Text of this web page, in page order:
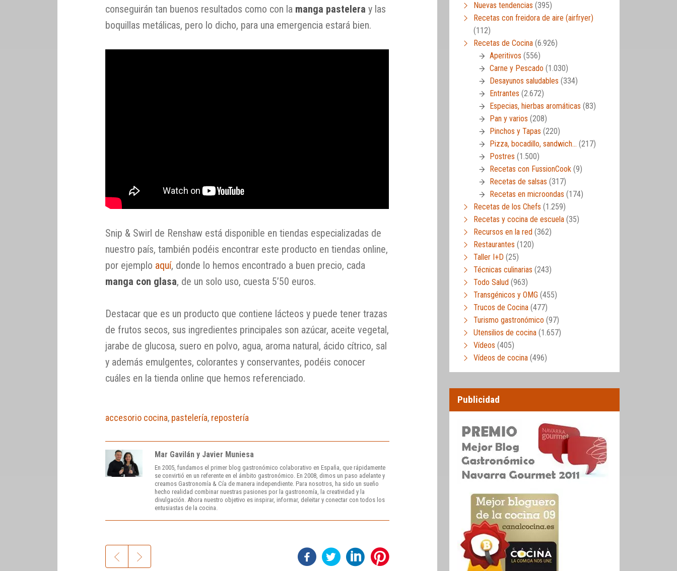
conseguirán tan buenos resultados como con la manga pastelera y las
boquillas metálicas, pero lo dicho, para una emergencia estará bien.
Snip & Swirl de Renshaw está disponible en tiendas especializadas de
nuestro país, también podéis encontrar este producto en tiendas online,
por ejemplo aquí, donde lo hemos encontrado a buen precio, cada
manga con glasa, de un solo uso, cuesta 5’50 euros.
Destacar que es un producto que contiene lácteos y puede tener trazas
de frutos secos, sus ingredientes principales son azúcar, aceite vegetal,
jarabe de glucosa, suero en polvo, agua, aroma natural, ácido cítrico, sal
y además emulgentes, colorantes y conservantes, podéis conocer
cuáles en la tienda online que hemos referenciado.
accesorio cocina, pastelería, repostería
Mar Gavilán y Javier Muniesa
En 2005, fundamos el primer blog gastronómico colaborativo en España, que rápidamente
se convirtió en un referente en el ámbito gastronómico. En 2008, dimos un paso adelante y
creamos Gastronomía & Cía de manera independiente. Para nosotros, ha sido un sueño
hecho realidad combinar nuestras pasiones por la gastronomía, la creatividad y la
divulgación. Ahora nuestro objetivo es inspirar, informar, deleitar y conectar con todos los
entusiastas de la cocina.
Nuevas tendencias (395)
Recetas con freidora de aire (airfryer)
(112)
Recetas de Cocina (6.926)
Aperitivos (556)
Carne y Pescado (1.030)
Desayunos saludables (334)
Entrantes (2.672)
Especias, hierbas aromáticas (83)
Pan y varios (208)
Pinchos y Tapas (220)
Pizza, bocadillo, sandwich… (217)
Postres (1.500)
Recetas con FussionCook (9)
Recetas de salsas (317)
Recetas en microondas (174)
Recetas de los Chefs (1.259)
Recetas y cocina de escuela (35)
Recursos en la red (362)
Restaurantes (120)
Taller I+D (25)
Técnicas culinarias (243)
Todo Salud (963)
Transgénicos y OMG (455)
Trucos de Cocina (477)
Turismo gastronómico (97)
Utensilios de cocina (1.657)
Vídeos (405)
Vídeos de cocina (496)
Publicidad